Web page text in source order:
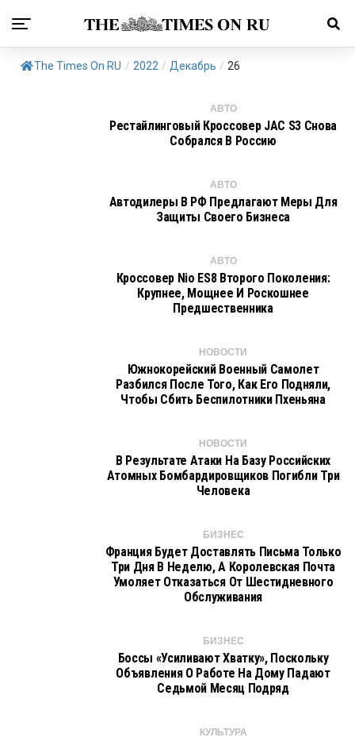
The Times On RU / 2022 / Декабрь / 26
АВТО
Рестайлинговый Кроссовер JAC S3 Снова
Собрался В Россию
АВТО
Автодилеры В РФ Предлагают Меры Для
Защиты Своего Бизнеса
АВТО
Кроссовер Nio ES8 Второго Поколения:
Крупнее, Мощнее И Роскошнее
Предшественника
НОВОСТИ
Южнокорейский Военный Самолет
Разбился После Того, Как Его Подняли,
Чтобы Сбить Беспилотники Пхеньяна
НОВОСТИ
В Результате Атаки На Базу Российских
Атомных Бомбардировщиков Погибли Три
Человека
БИЗНЕС
Франция Будет Доставлять Письма Только
Три Дня В Неделю, А Королевская Почта
Умоляет Отказаться От Шестидневного
Обслуживания
БИЗНЕС
Боссы «усиливают Хватку», Поскольку
Объявления О Работе На Дому Падают
Седьмой Месяц Подряд
КУЛЬТУРА